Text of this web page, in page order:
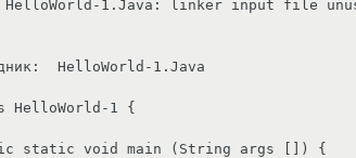
1.Java: linker input file
HelloWorld-1.Java
HelloWorld-1 {
static void main (String args []) {